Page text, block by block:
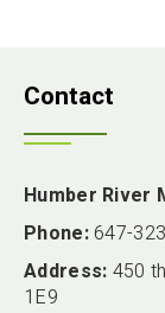
Contact
Humber River
Phone:647-
Address: 450
1E9